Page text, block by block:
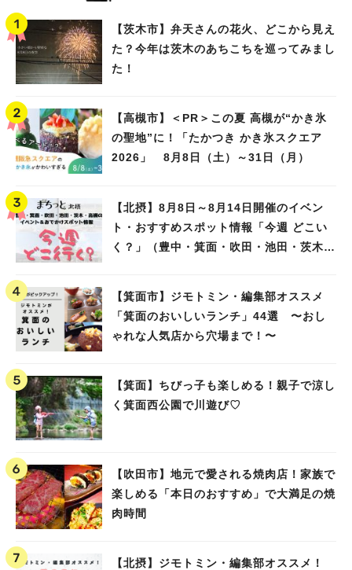
【茨木市】弁天さんの花火、どこから見え
た？今年は茨木のあちこちを巡ってみまし
た！
【高槻市】＜PR＞この夏 高槻が“かき氷
の聖地”に！「たかつき かき氷スクエア
2026」 8月8日（土）～31日（月）
【北摂】8月8日～8月14日開催のイベン
ト・おすすめスポット情報「今週 どこい
く？」（豊中・箕面・吹田・池田・茨木・
【箕面市】ジモトミン・編集部オススメ
「箕面のおいしいランチ」44選 〜おし
ゃれな人気店から穴場まで！〜
【箕面】ちびっ子も楽しめる！親子で涼し
く箕面西公園で川遊び♡
【吹田市】地元で愛される焼肉店！家族で
楽しめる「本日のおすすめ」で大満足の焼
肉時間
【北摂】ジモトミン・編集部オススメ！